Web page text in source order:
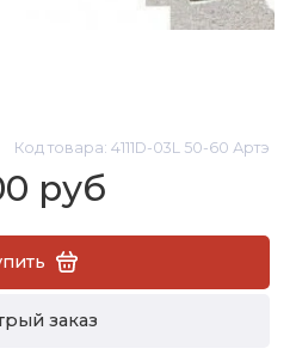
Код товара: 4111D-03L 50-60 Артэ
руб
заказ